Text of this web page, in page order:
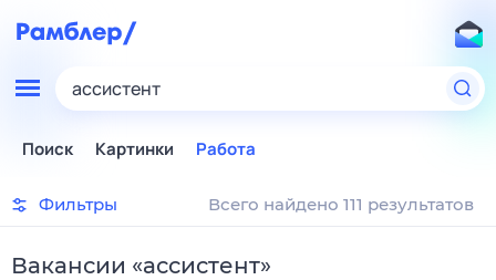
ассистент
Поиск Картинки Работа
Фильтры Всего найдено 111 результатов
Вакансии «ассистент»